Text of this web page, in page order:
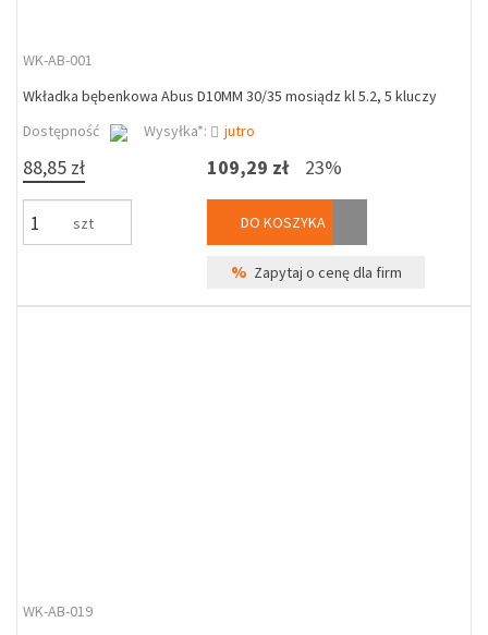
WK-AB-001
Wkładka bębenkowa Abus D10MM 30/35 mosiądz kl 5.2, 5 kluczy
Dostępność
Wysyłka*: jutro
88,85 zł
szt
109,29 zł 23%
DO KOSZYKA
% Zapytaj o cenę dla firm
WK-AB-019